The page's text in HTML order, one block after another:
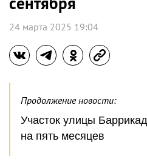
24 марта 2025 19:04
Продолжение новости:
Участок улицы
на пять месяцев